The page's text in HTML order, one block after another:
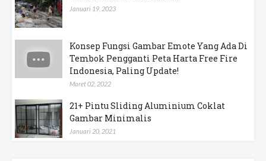
Januari 19, 2023
Konsep Fungsi Gambar Emote Yang Ada Di
Tembok Pengganti Peta Harta Free Fire
Indonesia, Paling Update!
Maret 02, 2022
21+ Pintu Sliding Aluminium Coklat
Gambar Minimalis
Januari 20, 2021